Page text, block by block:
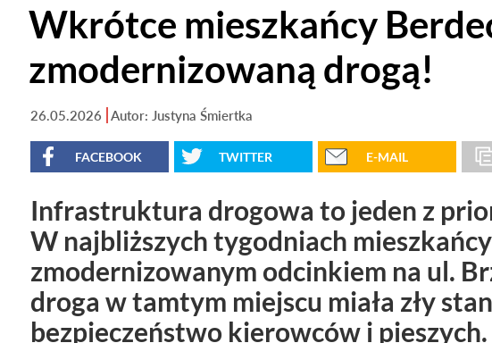
Wkrótce mieszkańcy
zmodernizowaną drogą!
26.05.2026 Autor: Justyna Śmiertka
FACEBOOK TWITTER E-MAIL
Infrastruktura drogowa to jeden z
W najbliższych tygodniach
zmodernizowanym odcinkiem na ul.
droga w tamtym miejscu miała zły
bezpieczeństwo kierowców i pieszych.